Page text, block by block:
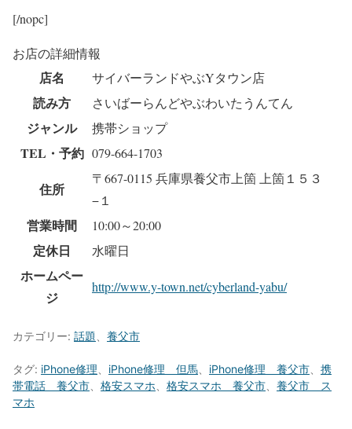
[/nopc]
お店の詳細情報
店名 サイバーランドやぶYタウン店
読み方 さいばーらんどやぶわいたうんてん
ジャンル 携帯ショップ
TEL・予約 079-664-1703
住所
〒667-0115 兵庫県養父市上箇 上箇１５３
−１
営業時間 10:00～20:00
定休日 水曜日
ホームペー
ジ
http://www.y-town.net/cyberland-yabu/
カテゴリー: 話題 養父市
タグ: iPhone修理 iPhone修理 但馬 iPhone修理 養父市
携
帯電話 養父市
格安スマホ 格安スマホ 養父市
養父市 ス
マホ